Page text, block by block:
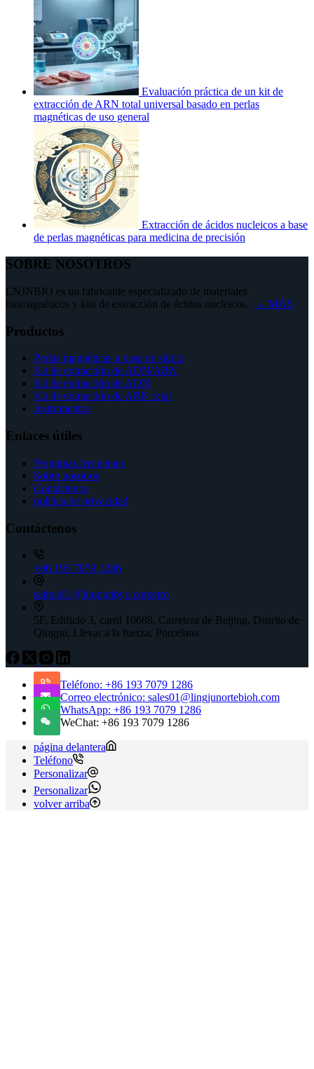
Evaluación práctica de un kit de
extracción de ARN total universal basado en perlas
magnéticas de uso general
Extracción de ácidos nucleicos a base
de perlas magnéticas para medicina de precisión
SOBRE NOSOTROS
LNJNBIO es un fabricante especializado de materiales
biomagnéticos y kits de extracción de ácidos nucleicos.. → MÁS
Productos
Perlas magnéticas a base de silicio
Kit de extracción de ADN/ARN
Kit de extracción de ADN
Kit de extracción de ARN total
Instrumentos
Enlaces útiles
Preguntas frecuentes
Sobre nosotros
Contáctenos
política de privacidad
Contáctenos
+86 193 7079 1286
salmis01@lingjunbyo.cometro
5F, Edificio 3, carril 10688, Carretera de Beijing, Distrito de
Qingpu, Llevar a la fuerza, Porcelana
Teléfono: +86 193 7079 1286
Correo electrónico: sales01@lingjunortebioh.com
WhatsApp: +86 193 7079 1286
WeChat: +86 193 7079 1286
página delantera
Teléfono
Personalizar
Personalizar
volver arriba